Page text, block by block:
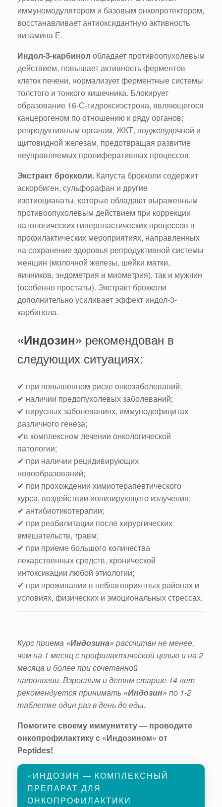
иммуномодулятором и базовым онкопротектором,
восстанавливает антиоксидантную активность
витамина Е.
Индол-3-карбинол обладает противоопухолевым
действием, повышает активность ферментов
клеток печени, нормализует ферментные системы
толстого и тонкого кишечника. Блокирует
образование 16-С-гидроксиэстрона, являющегося
канцерогеном по отношению к ряду органов:
репродуктивным органам, ЖКТ, поджелудочной и
щитовидной железам, предотвращая развитие
неуправляемых пролиферативных процессов.
Экстракт брокколи. Капуста брокколи содержит
аскорбиген, сульфорафан и другие
изотиоцианаты, которые обладают выраженным
противоопухолевым действием при коррекции
патологических гиперпластических процессов в
профилактических мероприятиях, направленных
на сохранение здоровья репродуктивной системы
женщин (молочной железы, шейки матки,
яичников, эндометрия и миометрия), так и мужчин
(особенно простаты). Экстракт брокколи
дополнительно усиливает эффект индол-3-
карбинола.
«Индозин» рекомендован в
следующих ситуациях:
✔ при повышенном риске онкозаболеваний;
✔ наличии предопухолевых заболеваний;
✔ вирусных заболеваниях, иммунодефицитах
различного генеза;
✔в комплексном лечении онкологической
патологии;
✔ при наличии рецидивирующих
новообразований;
✔ при прохождении химиотерапевтического
курса, воздействии ионизирующего излучения;
✔ антибиотикотерапии;
✔ при реабилитации после хирургических
вмешательств, травм;
✔ при приеме большого количества
лекарственных средств, хронической
интоксикации любой этиологии;
✔ при проживании в неблагоприятных районах и
условиях, физических и эмоциональных стрессах.
Курс приема «Индозина» рассчитан не менее,
чем на 1 месяц с профилактической целью и на 2
месяца и более при сочетанной
патологии. Взрослым и детям старше 14 лет
рекомендуется принимать «Индозин» по 1-2
таблетке один раз в день до еды.
Помогите своему иммунитету — проводите
онкопрофилактику с «Индозином» от
Peptides!
«ИНДОЗИН — КОМПЛЕКСНЫЙ
ПРЕПАРАТ ДЛЯ
ОНКОПРОФИЛАКТИКИ